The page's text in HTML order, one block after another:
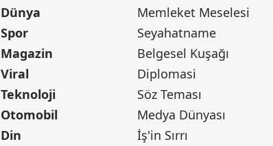
Dünya
Spor
Magazin
Viral
Teknoloji
Otomobil
Din
Memleket Meselesi
Seyahatname
Belgesel Kuşağı
Diplomasi
Söz Teması
Medya Dünyası
İş'in Sırrı